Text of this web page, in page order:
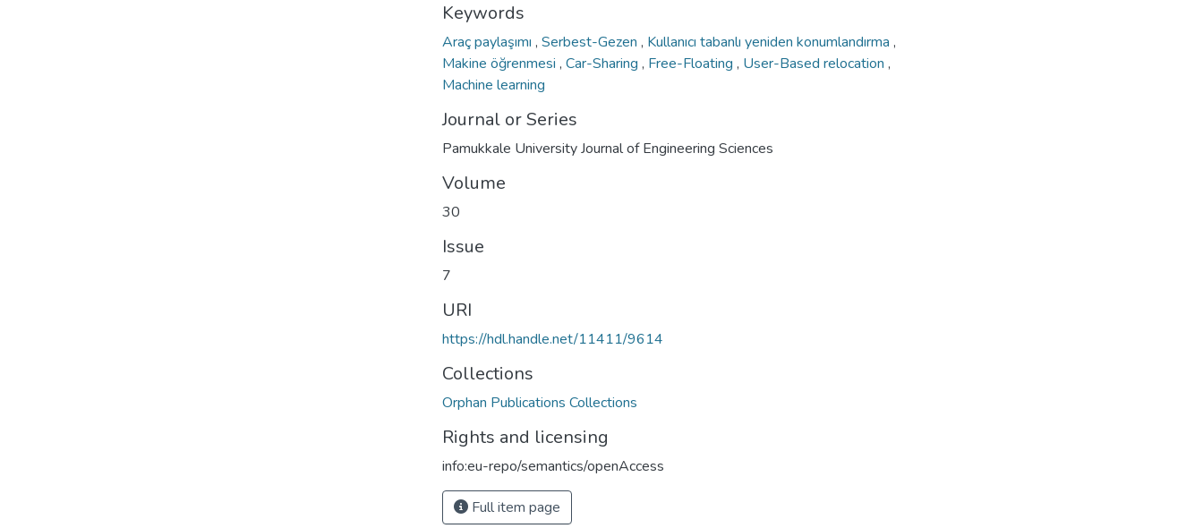
Keywords
Araç paylaşımı , Serbest-Gezen , Kullanıcı tabanlı yeniden konumlandırma ,
Makine öğrenmesi , Car-Sharing , Free-Floating , User-Based relocation ,
Machine learning
Journal or Series
Pamukkale University Journal of Engineering Sciences
Volume
30
Issue
7
URI
https://hdl.handle.net/11411/9614
Collections
Orphan Publications Collections
Rights and licensing
info:eu-repo/semantics/openAccess
Full item page